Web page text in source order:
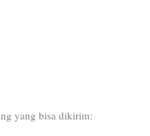
yang bisa dikirim: